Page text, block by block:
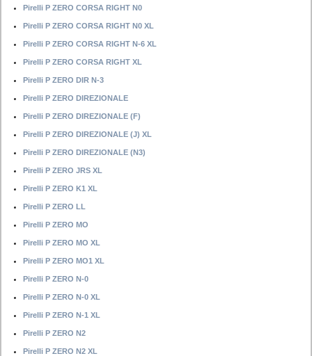
Pirelli P ZERO CORSA RIGHT N0
Pirelli P ZERO CORSA RIGHT N0 XL
Pirelli P ZERO CORSA RIGHT N-6 XL
Pirelli P ZERO CORSA RIGHT XL
Pirelli P ZERO DIR N-3
Pirelli P ZERO DIREZIONALE
Pirelli P ZERO DIREZIONALE (F)
Pirelli P ZERO DIREZIONALE (J) XL
Pirelli P ZERO DIREZIONALE (N3)
Pirelli P ZERO JRS XL
Pirelli P ZERO K1 XL
Pirelli P ZERO LL
Pirelli P ZERO MO
Pirelli P ZERO MO XL
Pirelli P ZERO MO1 XL
Pirelli P ZERO N-0
Pirelli P ZERO N-0 XL
Pirelli P ZERO N-1 XL
Pirelli P ZERO N2
Pirelli P ZERO N2 XL